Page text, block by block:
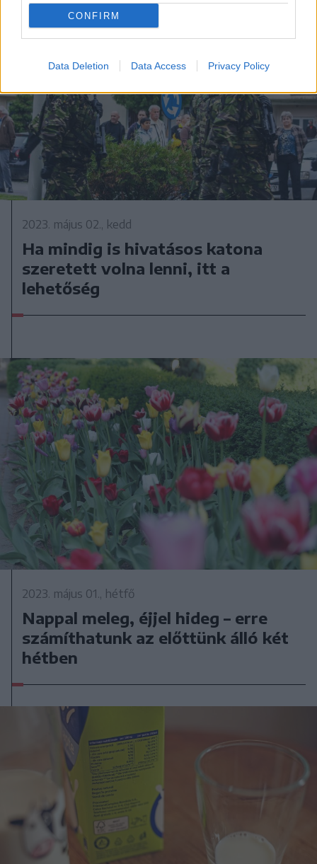
CONFIRM
Data Deletion Data Access Privacy Policy
2023. május 02., kedd
Ha mindig is hivatásos katona
szeretett volna lenni, itt a
lehetőség
2023. május 01., hétfő
Nappal meleg, éjjel hideg – erre
számíthatunk az előttünk álló két
hétben